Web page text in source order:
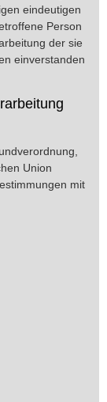
eindeutigen
Person
der sie
einverstanden
Union
mit